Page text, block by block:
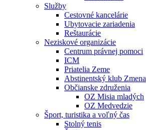
Služby
Cestovné kancelárie
Ubytovacie zariadenia
Reštaurácie
Neziskové organizácie
Centrum právnej pomoci
ICM
Priatelia Zeme
Abstinentský klub Zmena
Občianske združenia
OZ Misia mladých
OZ Medvedzie
Šport, turistika a voľný čas
Stolný tenis